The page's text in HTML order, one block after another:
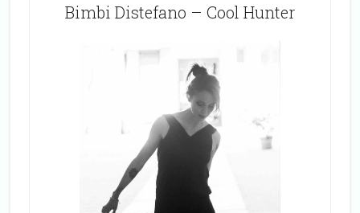
Bimbi Distefano – Cool Hunter